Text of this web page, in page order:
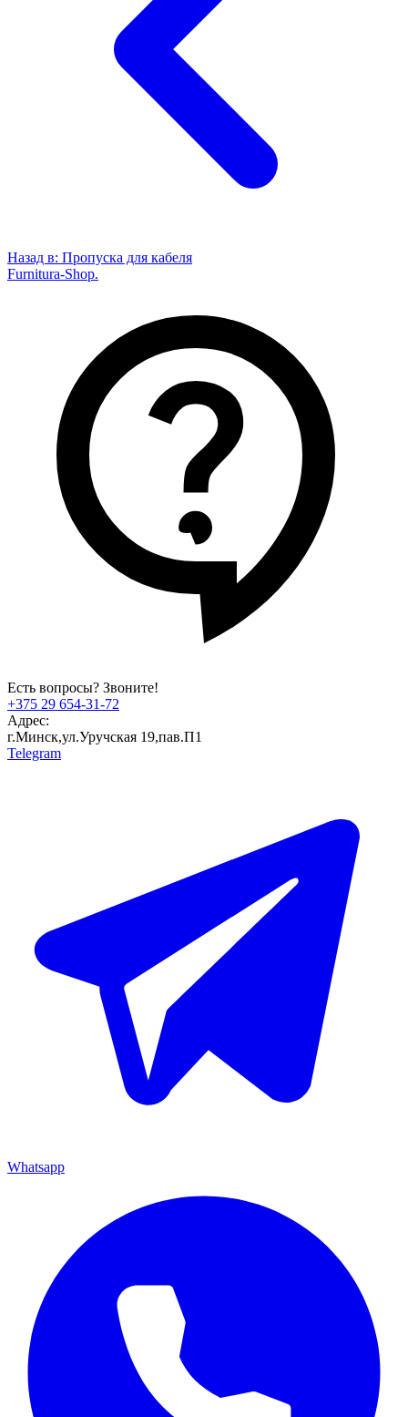
Назад в: Пропуска для кабеля
Furnitura-Shop.
Есть вопросы? Звоните!
+375 29 654-31-72
Адрес:
г.Минск,ул.Уручская 19,пав.П1
Telegram
Whatsapp